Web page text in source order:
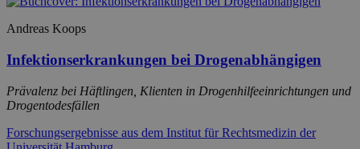
Andreas Koops
Infektionserkrankungen bei Drogenabhängigen
Prävalenz bei Häftlingen, Klienten in Drogenhilfeeinrichtungen und
Drogentodesfällen
Forschungsergebnisse aus dem Institut für Rechtsmedizin der